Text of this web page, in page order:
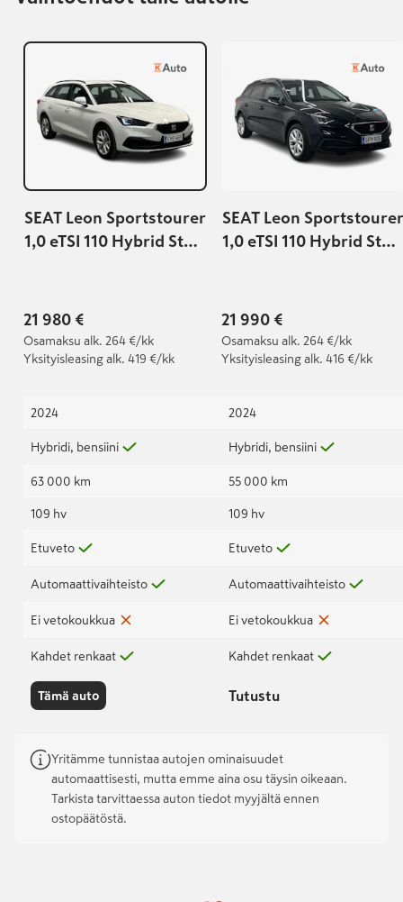
SEAT Leon Sportstourer
1,0 eTSI 110 Hybrid Style
vuotta/100000km |
21 980 €
Osamaksu alk. 264 €/kk
Yksityisleasing alk. 419 €/kk
2024
Hybridi, bensiini
63 000 km
109 hv
Etuveto
Automaattivaihteisto
Ei vetokoukkua
Kahdet renkaat
Tämä auto
SEAT Leon Sportstourer
1,0 eTSI 110 Hybrid Style
21 990 €
Osamaksu alk. 264 €/kk
Yksityisleasing alk. 416 €/kk
2024
Hybridi, bensiini
55 000 km
109 hv
Etuveto
Automaattivaihteisto
Ei vetokoukkua
Kahdet renkaat
Tutustu
Yritämme tunnistaa autojen ominaisuudet
automaattisesti, mutta emme aina osu täysin oikeaan.
Tarkista tarvittaessa auton tiedot myyjältä ennen
ostopäätöstä.